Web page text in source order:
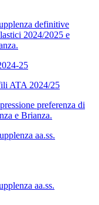
definitive
2024/2025 e
25
ATA 2024/25
preferenza di
e Brianza.
aa.ss.
aa.ss.